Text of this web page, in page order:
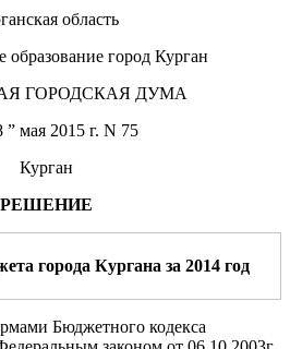
область
город Курган
ГОРОДСКАЯ ДУМА
” мая 2015 г. N 75
Курган
РЕШЕНИЕ
города Кургана за 2014 год
Бюджетного кодекса